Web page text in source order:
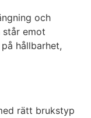
och
emot
hållbarhet,
rätt brukstyp